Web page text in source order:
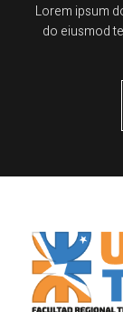
Lorem ipsum
do eiusmod